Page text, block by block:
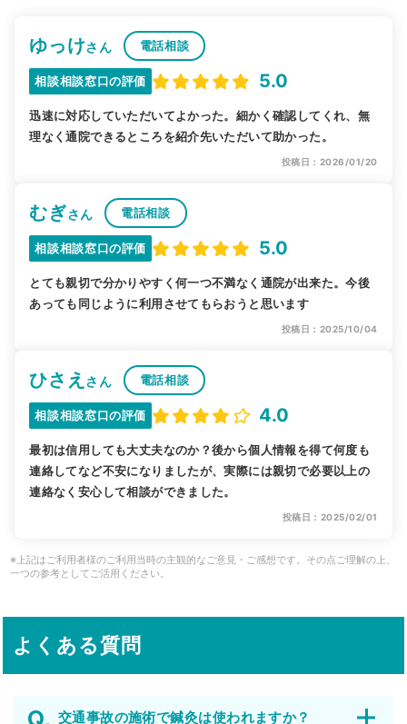
ゆっけさん 電話相談
相談相談窓口の評価 5.0
迅速に対応していただいてよかった。細かく確認してくれ、無
理なく通院できるところを紹介先いただいて助かった。
投稿日：2026/01/20
むぎさん 電話相談
相談相談窓口の評価 5.0
とても親切で分かりやすく何一つ不満なく通院が出来た。今後
あっても同じように利用させてもらおうと思います
投稿日：2025/10/04
ひさえ さん 電話相談
相談相談窓口の評価 4.0
最初は信用しても大丈夫なのか？後から個人情報を得て何度も
連絡してなど不安になりましたが、実際には親切で必要以上の
連絡なく安心して相談ができました。
投稿日：2025/02/01
※上記はご利用者様のご利用当時の主観的なご意見・ご感想です。その点ご理解の上、
一つの参考としてご活用ください。
よくある質問
交通事故の施術で鍼灸は使われますか？